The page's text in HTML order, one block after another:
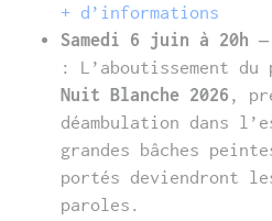
+ d’informations
Samedi 6 juin à 20h
: L’aboutissement
Nuit Blanche 2026 ,
déambulation dans
grandes bâches
portés deviendront
paroles.